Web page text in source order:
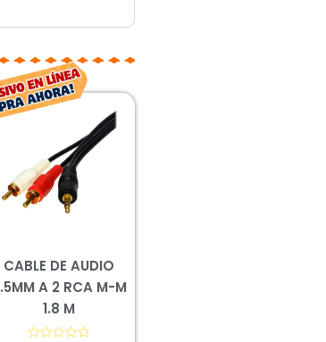
CABLE DE AUDIO
A 2 RCA M-M
1.8 M
El
precio
original
era:
$48.00.
precio